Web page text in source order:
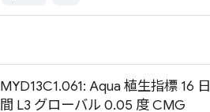
MYD13C1.061: Aqua 植生指標 16 日
間 L3 グローバル 0.05 度 CMG